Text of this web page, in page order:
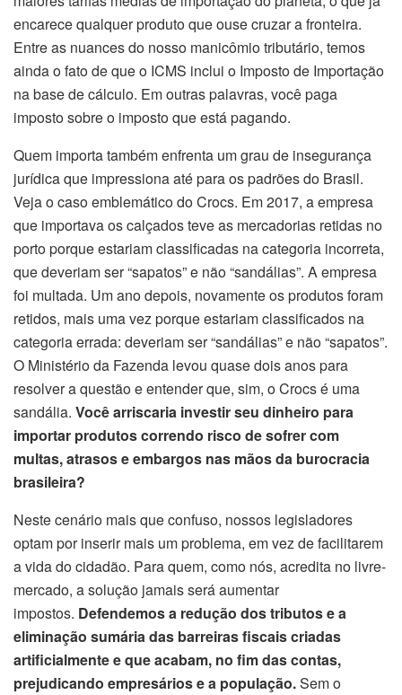
encarece qualquer produto que ouse cruzar a fronteira.
Entre as nuances do nosso manicômio tributário, temos
ainda o fato de que o ICMS inclui o Imposto de Importação
na base de cálculo. Em outras palavras, você paga
imposto sobre o imposto que está pagando.
Quem importa também enfrenta um grau de insegurança
jurídica que impressiona até para os padrões do Brasil.
Veja o caso emblemático do Crocs. Em 2017, a empresa
que importava os calçados teve as mercadorias retidas no
porto porque estariam classificadas na categoria incorreta,
que deveriam ser “sapatos” e não “sandálias”. A empresa
foi multada. Um ano depois, novamente os produtos foram
retidos, mais uma vez porque estariam classificados na
categoria errada: deveriam ser “sandálias” e não “sapatos”.
O Ministério da Fazenda levou quase dois anos para
resolver a questão e entender que, sim, o Crocs é uma
sandália. Você arriscaria investir seu dinheiro para
importar produtos correndo risco de sofrer com
multas, atrasos e embargos nas mãos da burocracia
brasileira?
Neste cenário mais que confuso, nossos legisladores
optam por inserir mais um problema, em vez de facilitarem
a vida do cidadão. Para quem, como nós, acredita no livre-
mercado, a solução jamais será aumentar
impostos. Defendemos a redução dos tributos e a
eliminação sumária das barreiras fiscais criadas
artificialmente e que acabam, no fim das contas,
prejudicando empresários e a população.Sem o